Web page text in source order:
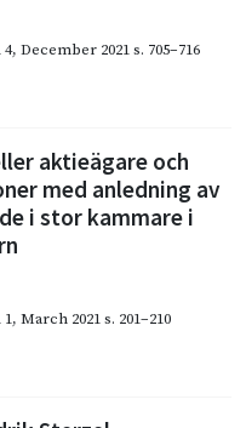
4, December 2021s. 705–716
aktieägare och
med anledning av
i stor kammare i
1, March 2021s. 201–210